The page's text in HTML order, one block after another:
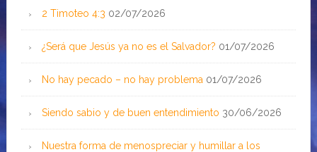
2 Timoteo 4:3 02/07/2026
¿Será que Jesús ya no es el Salvador? 01/07/2026
No hay pecado – no hay problema 01/07/2026
Siendo sabio y de buen entendimiento 30/06/2026
Nuestra forma de menospreciar y humillar a los